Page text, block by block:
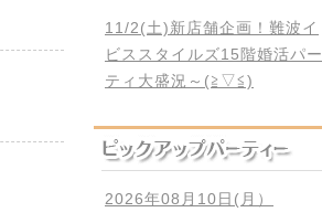
11/2(土)新店舗企画！難波イ
ビススタイルズ15階婚活パー
ティ大盛況～(≧▽≦)
2026年08月10日(月）